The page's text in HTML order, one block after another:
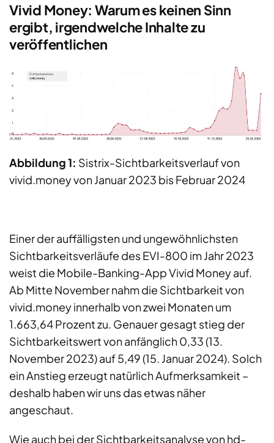
Vivid Money: Warum es keinen Sinn
ergibt, irgendwelche Inhalte zu
veröffentlichen
Abbildung 1: Sistrix-Sichtbarkeitsverlauf von
vivid.money von Januar 2023 bis Februar 2024
Einer der auffälligsten und ungewöhnlichsten
Sichtbarkeitsverläufe des EVI-800 im Jahr 2023
weist die Mobile-Banking-App Vivid Money auf.
Ab Mitte November nahm die Sichtbarkeit von
vivid.money innerhalb von zwei Monaten um
1.663,64 Prozent zu. Genauer gesagt stieg der
Sichtbarkeitswert von anfänglich 0,33 (13.
November 2023) auf 5,49 (15. Januar 2024). Solch
ein Anstieg erzeugt natürlich Aufmerksamkeit –
deshalb haben wir uns das etwas näher
angeschaut.
Wie auch bei der Sichtbarkeitsanalyse von hd-